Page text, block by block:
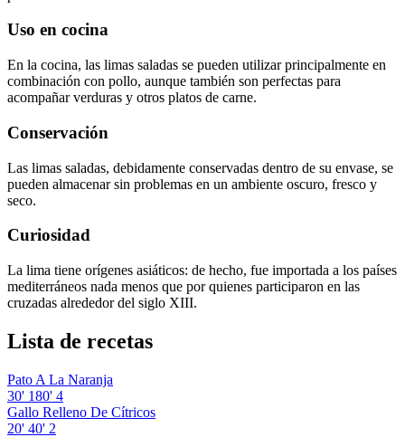
Uso en cocina
En la cocina, las limas saladas se pueden utilizar principalmente en
combinación con pollo, aunque también son perfectas para
acompañar verduras y otros platos de carne.
Conservación
Las limas saladas, debidamente conservadas dentro de su envase, se
pueden almacenar sin problemas en un ambiente oscuro, fresco y
seco.
Curiosidad
La lima tiene orígenes asiáticos: de hecho, fue importada a los países
mediterráneos nada menos que por quienes participaron en las
cruzadas alrededor del siglo XIII.
Lista de recetas
Pato A La Naranja
30' 180' 4
Gallo Relleno De Cítricos
20' 40' 2